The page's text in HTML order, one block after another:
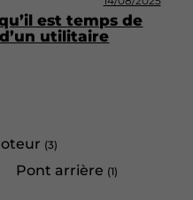
(3)
Pont arrière (1)
est temps de
utilitaire